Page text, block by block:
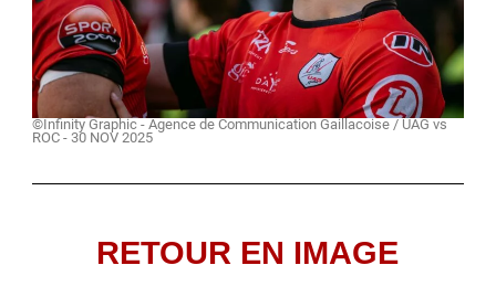
©Infinity Graphic - Agence de Communication Gaillacoise / UAG vs
ROC - 30 NOV 2025
RETOUR EN IMAGE